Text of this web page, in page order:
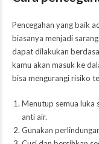
Pencegahan yang baik
biasanya menjadi
dapat dilakukan
kamu akan masuk ke
bisa mengurangi risiko
Menutup semua luka
anti air.
Gunakan